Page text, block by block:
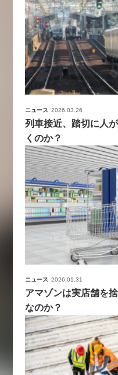
ニュース 2026.03.26
列車接近、踏切に人
くのか？
ニュース 2026.01.31
アマゾンは実店舗を
なのか？